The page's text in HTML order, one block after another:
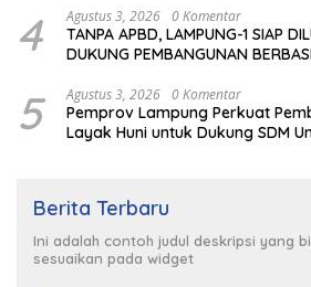
4 Agustus 3, 2026 0 Komentar
TANPA APBD, LAMPUNG-1 SIAP
DUKUNG PEMBANGUNAN
5 Agustus 3, 2026 0 Komentar
Pemprov Lampung Perkuat
Layak Huni untuk Dukung SDM
Berita Terbaru
Ini adalah contoh judul deskripsi yang
sesuaikan pada widget